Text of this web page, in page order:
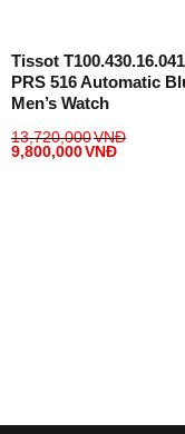
Tissot
PRS 516 Automatic
Men’s Watch
13,720,000VNĐ
9,800,000VNĐ